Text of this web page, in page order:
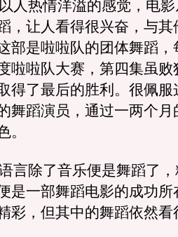
人热情洋溢的感觉，电影
，让人看得很兴奋，与其
部是啦啦队的团体舞蹈，
啦啦队大赛，第四集虽败
得了最后的胜利。很佩服
舞蹈演员，通过一两个月
。
言除了音乐便是舞蹈了，
是一部舞蹈电影的成功所
彩，但其中的舞蹈依然看